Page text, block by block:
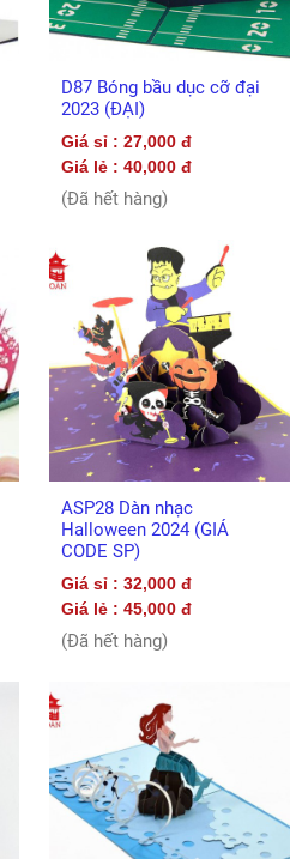
D87 Bóng bầu dục cỡ đại
2023 (ĐẠI)
Giá sỉ : 27,000 đ
Giá lẻ : 40,000 đ
(Đã hết hàng)
ASP28 Dàn nhạc
Halloween 2024 (GIÁ
CODE SP)
Giá sỉ : 32,000 đ
Giá lẻ : 45,000 đ
(Đã hết hàng)